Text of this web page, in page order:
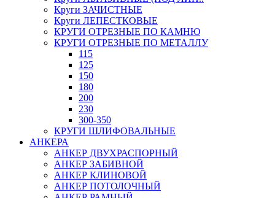
Круги ЗАЧИСТНЫЕ
Круги ЛЕПЕСТКОВЫЕ
КРУГИ ОТРЕЗНЫЕ ПО КАМНЮ
КРУГИ ОТРЕЗНЫЕ ПО МЕТАЛЛУ
115
125
150
180
200
230
300-350
КРУГИ ШЛИФОВАЛЬНЫЕ
АНКЕРА
АНКЕР ДВУХРАСПОРНЫЙ
АНКЕР ЗАБИВНОЙ
АНКЕР КЛИНОВОЙ
АНКЕР ПОТОЛОЧНЫЙ